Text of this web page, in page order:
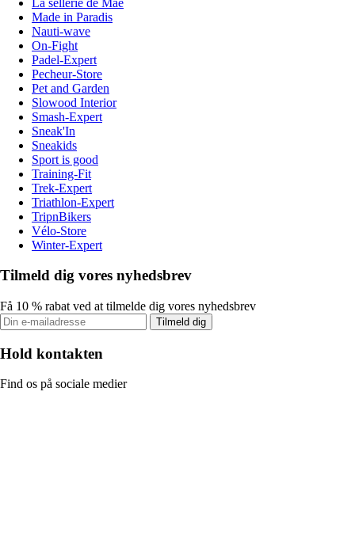
Made in Paradis
Nauti-wave
On-Fight
Padel-Expert
Pecheur-Store
Pet and Garden
Slowood Interior
Smash-Expert
Sneak'In
Sneakids
Sport is good
Training-Fit
Trek-Expert
Triathlon-Expert
TripnBikers
Vélo-Store
Winter-Expert
Tilmeld dig vores nyhedsbrev
Få 10 % rabat ved at tilmelde dig vores nyhedsbrev
Tilmeld dig
Hold kontakten
Find os på sociale medier